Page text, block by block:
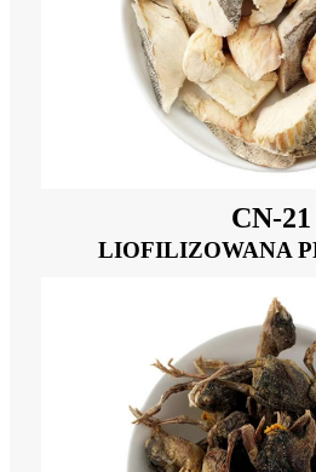
CN-21
LIOFILIZOWANA